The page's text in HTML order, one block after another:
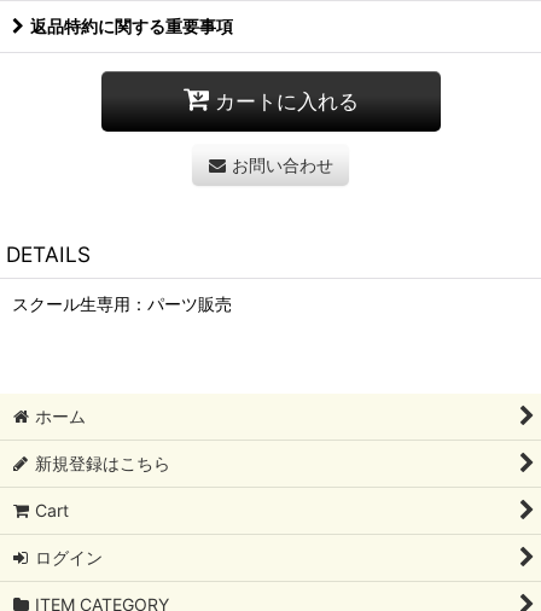
返品特約に関する重要事項
カートに入れる
お問い合わせ
DETAILS
スクール生専用：パーツ販売
ホーム
新規登録はこちら
Cart
ログイン
ITEM CATEGORY